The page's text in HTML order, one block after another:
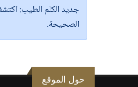
جديد الكلم الطيب:
الصحيحة.
حول الموقع